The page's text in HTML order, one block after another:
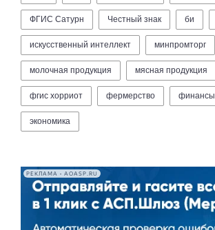
ФГИС Сатурн Честный знак би
искусственный интеллект минпромторг
молочная продукция мясная продукция
фгис хорриот фермерство финансы
экономика
РЕКЛАМА • AOASP.RU